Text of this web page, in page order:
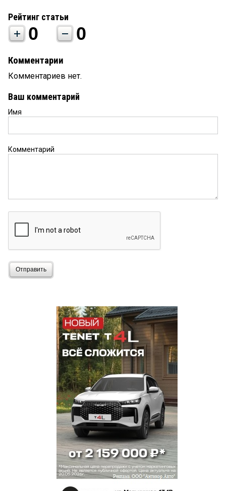
Рейтинг статьи
0 0
Комментарии
Комментариев нет.
Ваш комментарий
Имя
Комментарий
Отправить